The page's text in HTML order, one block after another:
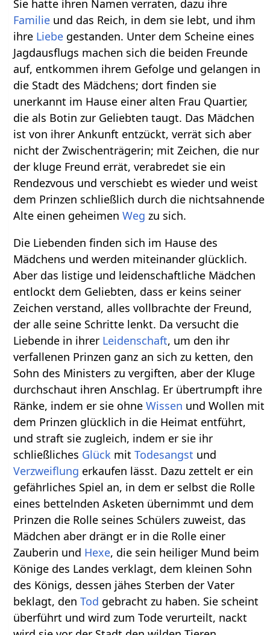
Sie hatte ihren Namen verraten, dazu ihre
Familie und das Reich, in dem sie lebt, und ihm
ihre Liebe gestanden. Unter dem Scheine eines
Jagdausflugs machen sich die beiden Freunde
auf, entkommen ihrem Gefolge und gelangen in
die Stadt des Mädchens; dort finden sie
unerkannt im Hause einer alten Frau Quartier,
die als Botin zur Geliebten taugt. Das Mädchen
ist von ihrer Ankunft entzückt, verrät sich aber
nicht der Zwischenträgerin; mit Zeichen, die nur
der kluge Freund errät, verabredet sie ein
Rendezvous und verschiebt es wieder und weist
dem Prinzen schließlich durch die nichtsahnende
Alte einen geheimenWeg zu sich.
Die Liebenden finden sich im Hause des
Mädchens und werden miteinander glücklich.
Aber das listige und leidenschaftliche Mädchen
entlockt dem Geliebten, dass er keins seiner
Zeichen verstand, alles vollbrachte der Freund,
der alle seine Schritte lenkt. Da versucht die
Liebende in ihrer Leidenschaft, um den ihr
verfallenen Prinzen ganz an sich zu ketten, den
Sohn des Ministers zu vergiften, aber der Kluge
durchschaut ihren Anschlag. Er übertrumpft ihre
Ränke, indem er sie ohneWissen und Wollen mit
dem Prinzen glücklich in die Heimat entführt,
und straft sie zugleich, indem er sie ihr
schließliches Glück mitTodesangst und
Verzweiflung erkaufen lässt. Dazu zettelt er ein
gefährliches Spiel an, in dem er selbst die Rolle
eines bettelnden Asketen übernimmt und dem
Prinzen die Rolle seines Schülers zuweist, das
Mädchen aber drängt er in die Rolle einer
Zauberin und Hexe, die sein heiliger Mund beim
Könige des Landes verklagt, dem kleinen Sohn
des Königs, dessen jähes Sterben der Vater
beklagt, denTod gebracht zu haben. Sie scheint
überführt und wird zum Tode verurteilt, nackt